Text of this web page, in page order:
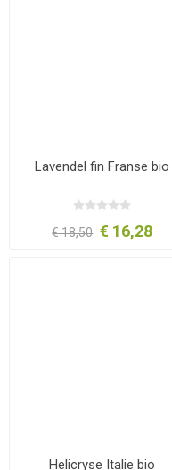
Lavendel fin Franse bio
€ 18,50 € 16,28
Helicryse Italie bio